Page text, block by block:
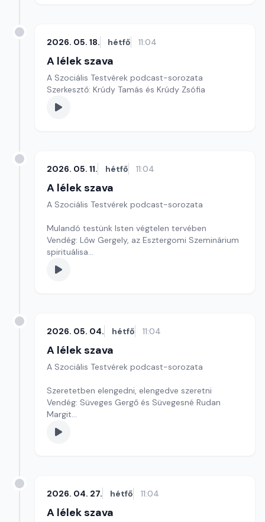
2026. 05. 18. hétfő 11:04
A lélek szava
A Szociális Testvérek podcast-sorozata
Szerkesztő: Krúdy Tamás és Krúdy Zsófia
2026. 05. 11. hétfő 11:04
A lélek szava
A Szociális Testvérek podcast-sorozata
Mulandó testünk Isten végtelen tervében
Vendég: Lőw Gergely, az Esztergomi Szeminárium
spirituálisa
Szerkesztő: Krúdy Tamás és Krúdy Zsófia
2026. 05. 04. hétfő 11:04
A lélek szava
A Szociális Testvérek podcast-sorozata
Szeretetben elengedni, elengedve szeretni
Vendég: Süveges Gergő és Süvegesné Rudan
Margit
Szerkesztő: Krúdy Tamás és Krúdy Zsófia
2026. 04. 27. hétfő 11:04
A lélek szava